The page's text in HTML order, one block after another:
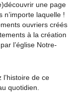
une page
laquelle !
ouvriers créés
à la création
l’église Notre-
de ce
quotidien.